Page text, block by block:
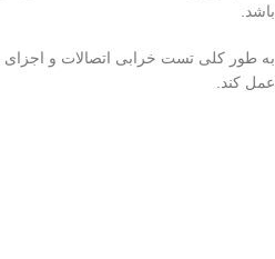
باشد.
عمل کند.